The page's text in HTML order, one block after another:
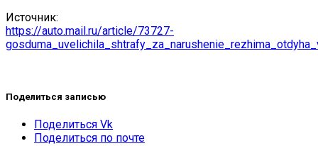
Источник:
https://auto.mail.ru/article/73727-
Поделиться записью
Поделиться Vk
Поделиться по почте